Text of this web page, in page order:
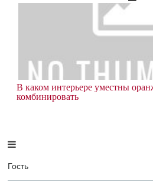
В каком интерьере уместны
комбинировать
Гость